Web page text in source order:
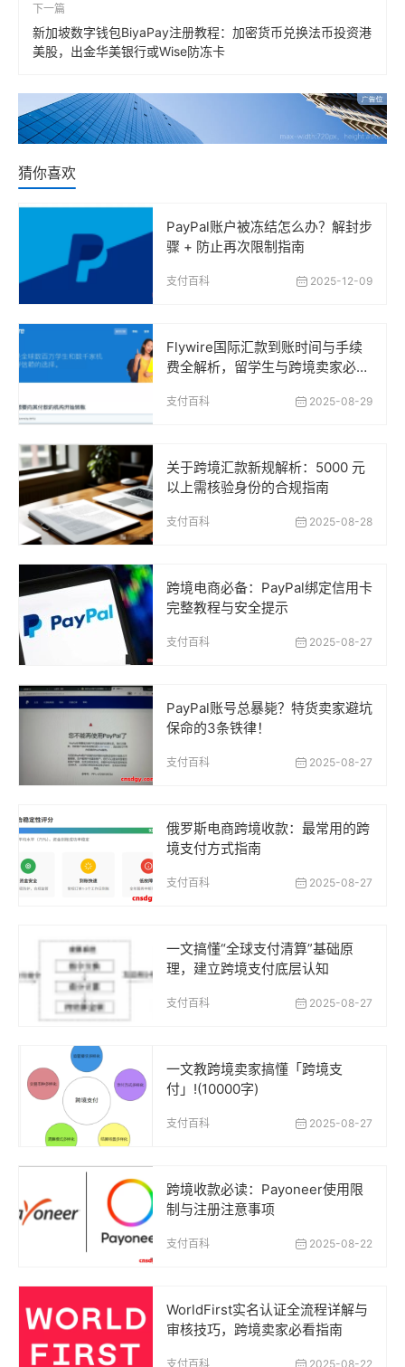
下一篇
新加坡数字钱包BiyaPay注册教程：加密货币兑换法币投资港
美股，出金华美银行或Wise防冻卡
猜你喜欢
PayPal账户被冻结怎么办？解封步
骤 + 防止再次限制指南
支付百科 2025-12-09
Flywire国际汇款到账时间与手续
费全解析，留学生与跨境卖家必读
支付百科 2025-08-29
关于跨境汇款新规解析：5000 元
以上需核验身份的合规指南
支付百科 2025-08-28
跨境电商必备：PayPal绑定信用卡
完整教程与安全提示
支付百科 2025-08-27
PayPal账号总暴毙？特货卖家避坑
保命的3条铁律！
支付百科 2025-08-27
俄罗斯电商跨境收款：最常用的跨
境支付方式指南
支付百科 2025-08-27
一文搞懂“全球支付清算”基础原
理，建立跨境支付底层认知
支付百科 2025-08-27
一文教跨境卖家搞懂「跨境支
付」!(10000字)
支付百科 2025-08-27
跨境收款必读：Payoneer使用限
制与注册注意事项
支付百科 2025-08-22
WorldFirst实名认证全流程详解与
审核技巧，跨境卖家必看指南
支付百科 2025-08-22